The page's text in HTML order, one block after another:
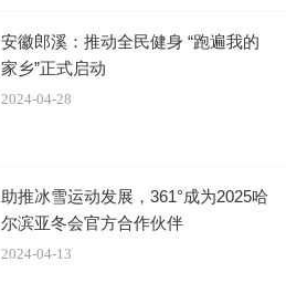
安徽郎溪：推动全民健身 “跑遍我的
家乡”正式启动
2024-04-28
助推冰雪运动发展，361°成为2025哈
尔滨亚冬会官方合作伙伴
2024-04-13